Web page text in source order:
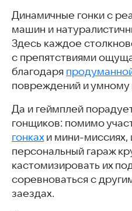
Динамичные гонки с
машин и
Здесь каждое
с препятствиями
благодаря
повреждений и умному
Да и геймплей
гонщиков: помимо
гонках и мини-миссиях,
персональный гараж
кастомизировать их
соревноваться с
заездах.